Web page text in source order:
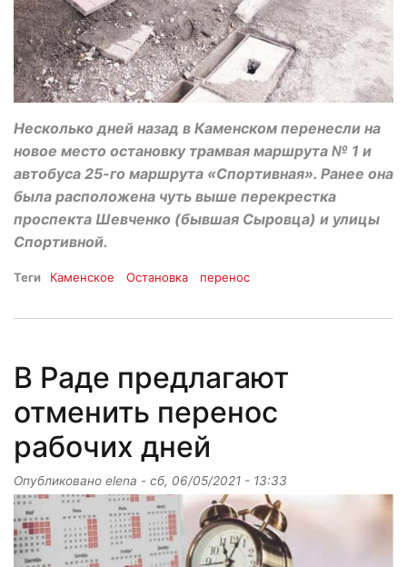
Несколько дней назад в Каменском перенесли на
новое место остановку трамвая маршрута № 1 и
автобуса 25-го маршрута «Спортивная». Ранее она
была расположена чуть выше перекрестка
проспекта Шевченко (бывшая Сыровца) и улицы
Спортивной.
Теги Каменское Остановка перенос
В Раде предлагают
отменить перенос
рабочих дней
Опубликовано elena - сб, 06/05/2021 - 13:33